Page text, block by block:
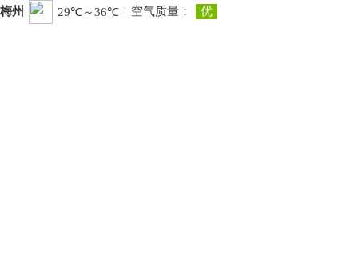
梅州 29℃～36℃ | 空气质量： 优